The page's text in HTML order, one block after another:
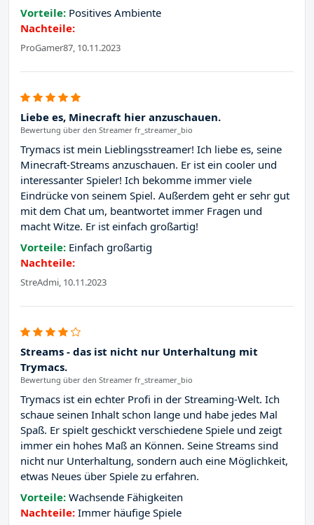
Vorteile: Positives Ambiente
Nachteile:
ProGamer87, 10.11.2023
Liebe es, Minecraft hier anzuschauen.
Bewertung über den Streamer fr_streamer_bio
Trymacs ist mein Lieblingsstreamer! Ich liebe es, seine
Minecraft-Streams anzuschauen. Er ist ein cooler und
interessanter Spieler! Ich bekomme immer viele
Eindrücke von seinem Spiel. Außerdem geht er sehr gut
mit dem Chat um, beantwortet immer Fragen und
macht Witze. Er ist einfach großartig!
Vorteile: Einfach großartig
Nachteile:
StreAdmi, 10.11.2023
Streams - das ist nicht nur Unterhaltung mit
Trymacs.
Bewertung über den Streamer fr_streamer_bio
Trymacs ist ein echter Profi in der Streaming-Welt. Ich
schaue seinen Inhalt schon lange und habe jedes Mal
Spaß. Er spielt geschickt verschiedene Spiele und zeigt
immer ein hohes Maß an Können. Seine Streams sind
nicht nur Unterhaltung, sondern auch eine Möglichkeit,
etwas Neues über Spiele zu erfahren.
Vorteile: Wachsende Fähigkeiten
Nachteile: Immer häufige Spiele